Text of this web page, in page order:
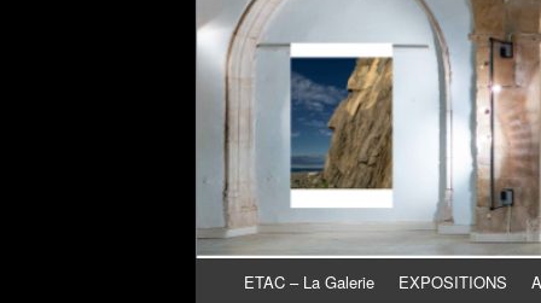
Aller au contenu
ETAC – La Galerie EXPOSITIONS